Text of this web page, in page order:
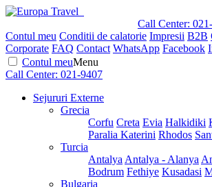
Call Center:
Contul meu Conditii de calatorie Impresii B2B
Corporate FAQ Contact WhatsApp Facebook
Contul meuMenu
Call Center: 021-9407
Sejururi Externe
Grecia
Corfu Creta Evia Halkidiki
Paralia Katerini Rhodos
Turcia
Antalya Antalya - Alanya
Bodrum Fethiye Kusadasi
Bulgaria